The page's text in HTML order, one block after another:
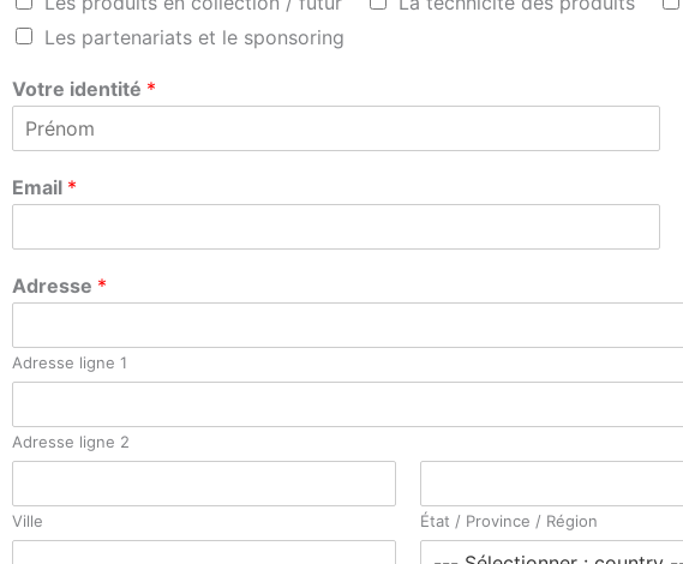
Les partenariats et le sponsoring
Votre identité *
r
é
m
Email *
Adresse *
Adresse ligne 1
Adresse ligne 2
Ville État / Province / Région